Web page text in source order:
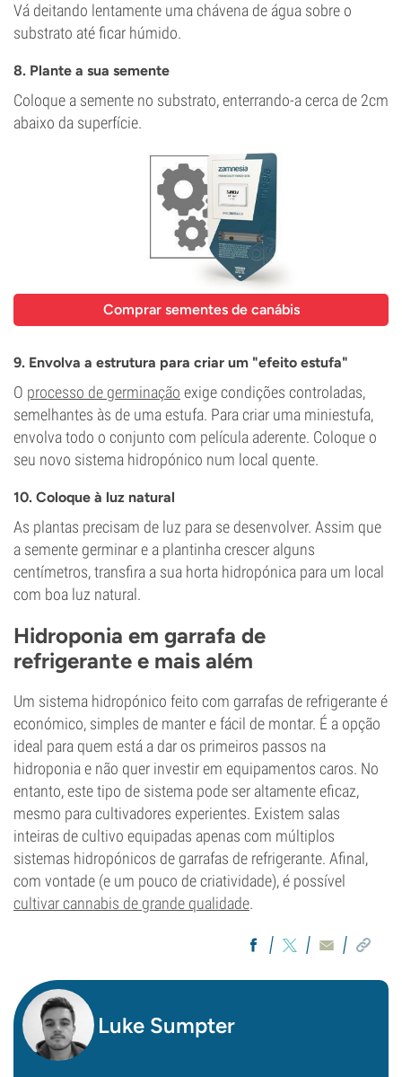
Vá deitando lentamente uma chávena de água sobre o
substrato até ficar húmido.
8. Plante a sua semente
Coloque a semente no substrato, enterrando-a cerca de 2cm
abaixo da superfície.
Comprar sementes de canábis
9. Envolva a estrutura para criar um "efeito estufa"
O processo de germinação exige condições controladas,
semelhantes às de uma estufa. Para criar uma miniestufa,
envolva todo o conjunto com película aderente. Coloque o
seu novo sistema hidropónico num local quente.
10. Coloque à luz natural
As plantas precisam de luz para se desenvolver. Assim que
a semente germinar e a plantinha crescer alguns
centímetros, transfira a sua horta hidropónica para um local
com boa luz natural.
Hidroponia em garrafa de
refrigerante e mais além
Um sistema hidropónico feito com garrafas de refrigerante é
económico, simples de manter e fácil de montar. É a opção
ideal para quem está a dar os primeiros passos na
hidroponia e não quer investir em equipamentos caros. No
entanto, este tipo de sistema pode ser altamente eficaz,
mesmo para cultivadores experientes. Existem salas
inteiras de cultivo equipadas apenas com múltiplos
sistemas hidropónicos de garrafas de refrigerante. Afinal,
com vontade (e um pouco de criatividade), é possível
cultivar cannabis de grande qualidade.
Luke Sumpter